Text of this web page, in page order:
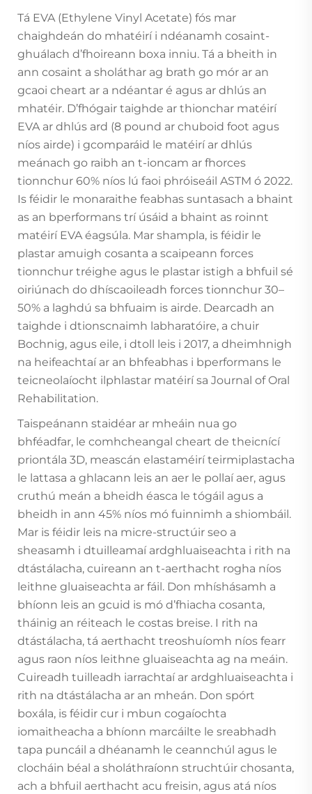
Tá EVA (Ethylene Vinyl Acetate) fós mar
chaighdeán do mhatéirí i ndéanamh cosaint-
ghuálach d’fhoireann boxa inniu. Tá a bheith in
ann cosaint a sholáthar ag brath go mór ar an
gcaoi cheart ar a ndéantar é agus ar dhlús an
mhatéir. D’fhógair taighde ar thionchar matéirí
EVA ar dhlús ard (8 pound ar chuboid foot agus
níos airde) i gcomparáid le matéirí ar dhlús
meánach go raibh an t-ioncam ar fhorces
tionnchur 60% níos lú faoi phróiseáil ASTM ó 2022.
Is féidir le monaraithe feabhas suntasach a bhaint
as an bperformans trí úsáid a bhaint as roinnt
matéirí EVA éagsúla. Mar shampla, is féidir le
plastar amuigh cosanta a scaipeann forces
tionnchur tréighe agus le plastar istigh a bhfuil sé
oiriúnach do dhíscaoileadh forces tionnchur 30–
50% a laghdú sa bhfuaim is airde. Dearcadh an
taighde i dtionscnaimh labharatóire, a chuir
Bochnig, agus eile, i dtoll leis i 2017, a dheimhnigh
na heifeachtaí ar an bhfeabhas i bperformans le
teicneolaíocht ilphlastar matéirí sa Journal of Oral
Rehabilitation.
Taispeánann staidéar ar mheáin nua go
bhféadfar, le comhcheangal cheart de theicnící
priontála 3D, meascán elastaméirí teirmiplastacha
le lattasa a ghlacann leis an aer le pollaí aer, agus
cruthú meán a bheidh éasca le tógáil agus a
bheidh in ann 45% níos mó fuinnimh a shiombáil.
Mar is féidir leis na micre-structúir seo a
sheasamh i dtuilleamaí ardghluaiseachta i rith na
dtástálacha, cuireann an t-aerthacht rogha níos
leithne gluaiseachta ar fáil. Don mhíshásamh a
bhíonn leis an gcuid is mó d’fhiacha cosanta,
tháinig an réiteach le costas breise. I rith na
dtástálacha, tá aerthacht treoshuíomh níos fearr
agus raon níos leithne gluaiseachta ag na meáin.
Cuireadh tuilleadh iarrachtaí ar ardghluaiseachta i
rith na dtástálacha ar an mheán. Don spórt
boxála, is féidir cur i mbun cogaíochta
iomaitheacha a bhíonn marcáilte le sreabhadh
tapa puncáil a dhéanamh le ceannchúl agus le
clocháin béal a sholáthraíonn struchtúir chosanta,
ach a bhfuil aerthacht acu freisin, agus atá níos